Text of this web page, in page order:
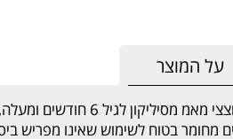
על המוצר
זוג מוצצי מאמ